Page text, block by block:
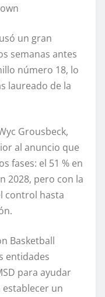
un gran
semanas antes
número 18, lo
laureado de la
Grousbeck,
al anuncio que
fases: el 51 % en
2028, pero con la
control hasta
Basketball
entidades
para ayudar
un